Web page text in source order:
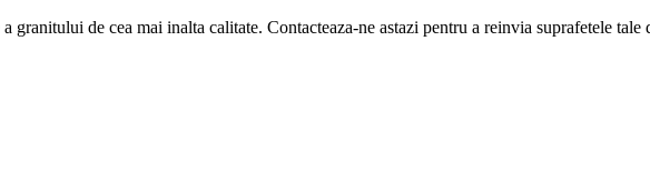
de cea mai inalta calitate. Contacteaza-ne astazi pentru a reinvia suprafetele tale